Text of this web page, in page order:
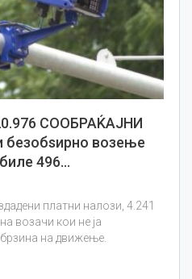
СООБРАЌАЈНИ
возење
496…
платни налози, 4.241
возачи кои не ја
на движење.